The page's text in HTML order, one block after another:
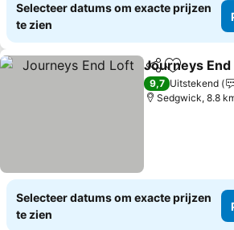
Selecteer datums om exacte prijzen
te zien
Delen
Journeys
9,7 Uitstekend
Sedgwick, 8.8
Selecteer datums om exacte prijzen
te zien